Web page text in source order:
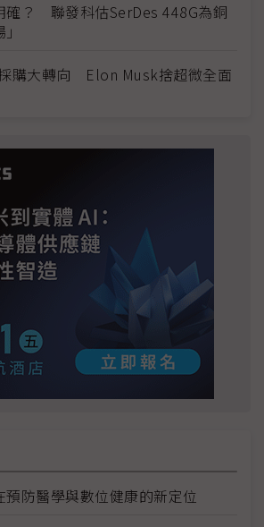
確？ 聯發科估SerDes 448G為銅
購大轉向 Elon Musk捨超微全面
預防醫學與數位健康的新定位